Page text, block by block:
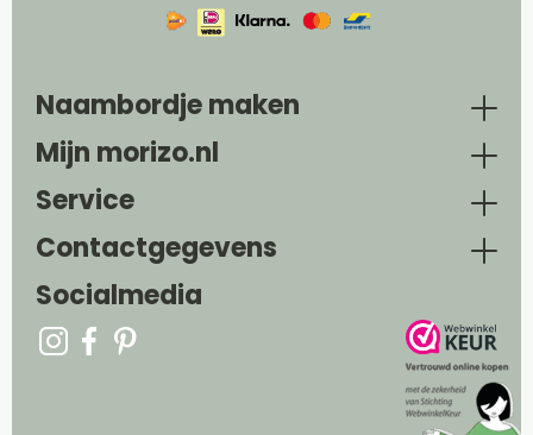
Naambordje maken
Mijn morizo.nl
Service
Contactgegevens
Socialmedia